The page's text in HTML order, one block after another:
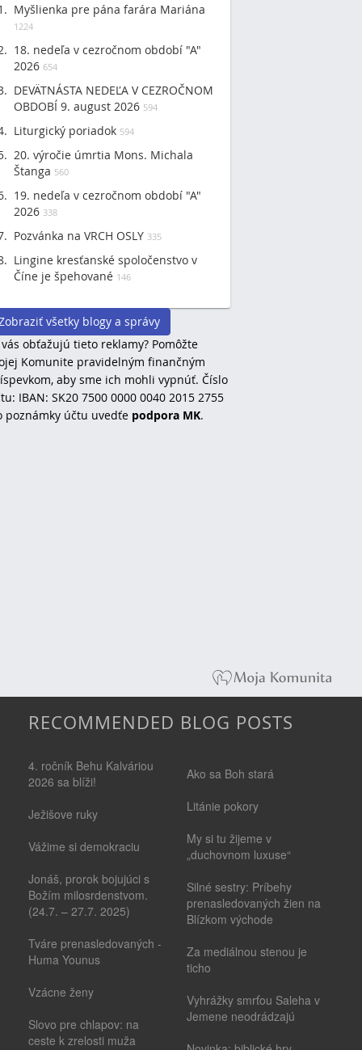
Myšlienka pre pána farára Mariána
1224
18. nedeľa v cezročnom období "A"
2026 654
DEVÄTNÁSTA NEDEĽA V CEZROČNOM
OBDOBÍ 9. august 2026 594
Liturgický poriadok 594
20. výročie úmrtia Mons. Michala
Štanga 560
19. nedeľa v cezročnom období "A"
2026 338
Pozvánka na VRCH OSLY 335
Lingine kresťanské spoločenstvo v
Číne je špehované 146
všetky blogy a správy
obťažujú tieto reklamy? Pomôžte
Komunite pravidelným finančným
aby sme ich mohli vypnúť. Číslo
IBAN: SK20 7500 0000 0040 2015 2755
poznámky účtu uvedťe podpora MK.
RECOMMENDED BLOG POSTS
4. ročník Behu Kalváriou
2026 sa blíži!
Ježišove ruky
Vážime si demokraciu
Jonáš, prorok bojujúci s
Božím milosrdenstvom.
(24.7. – 27.7. 2025)
Tváre prenasledovaných -
Huma Younus
Vzácne ženy
Slovo pre chlapov: na
ceste k zrelosti muža
Ako sa Boh stará
Litánie pokory
My si tu žijeme v
„duchovnom luxuse“
Silné sestry: Príbehy
prenasledovaných žien na
Blízkom východe
Za mediálnou stenou je
ticho
Vyhrážky smrťou Saleha v
Jemene neodrádzajú